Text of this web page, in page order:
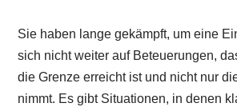
Sie haben lange gekämpft, um eine
sich nicht weiter auf Beteuerungen,
die Grenze erreicht ist und nicht nur
nimmt. Es gibt Situationen, in denen